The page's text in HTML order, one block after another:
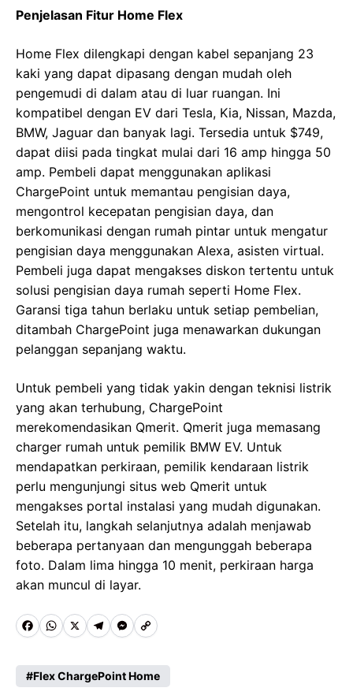
Penjelasan Fitur Home Flex
Home Flex dilengkapi dengan kabel sepanjang 23
kaki yang dapat dipasang dengan mudah oleh
pengemudi di dalam atau di luar ruangan. Ini
kompatibel dengan EV dari Tesla, Kia, Nissan, Mazda,
BMW, Jaguar dan banyak lagi. Tersedia untuk $749,
dapat diisi pada tingkat mulai dari 16 amp hingga 50
amp. Pembeli dapat menggunakan aplikasi
ChargePoint untuk memantau pengisian daya,
mengontrol kecepatan pengisian daya, dan
berkomunikasi dengan rumah pintar untuk mengatur
pengisian daya menggunakan Alexa, asisten virtual.
Pembeli juga dapat mengakses diskon tertentu untuk
solusi pengisian daya rumah seperti Home Flex.
Garansi tiga tahun berlaku untuk setiap pembelian,
ditambah ChargePoint juga menawarkan dukungan
pelanggan sepanjang waktu.
Untuk pembeli yang tidak yakin dengan teknisi listrik
yang akan terhubung, ChargePoint
merekomendasikan Qmerit. Qmerit juga memasang
charger rumah untuk pemilik BMW EV. Untuk
mendapatkan perkiraan, pemilik kendaraan listrik
perlu mengunjungi situs web Qmerit untuk
mengakses portal instalasi yang mudah digunakan.
Setelah itu, langkah selanjutnya adalah menjawab
beberapa pertanyaan dan mengunggah beberapa
foto. Dalam lima hingga 10 menit, perkiraan harga
akan muncul di layar.
F
c
W
a
X T
l
M
s
C
p
Flex ChargePoint Home